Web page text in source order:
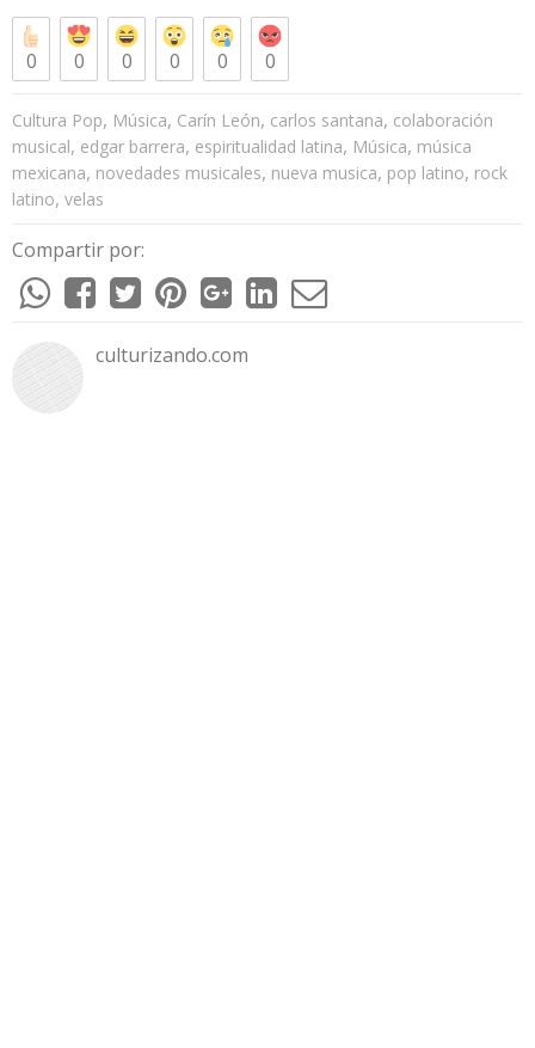
0 0 0 0 0 0
Cultura Pop, Música, Carín León, carlos santana, colaboración
musical, edgar barrera, espiritualidad latina, Música, música
mexicana, novedades musicales, nueva musica, pop latino, rock
latino, velas
Compartir por:
culturizando.com